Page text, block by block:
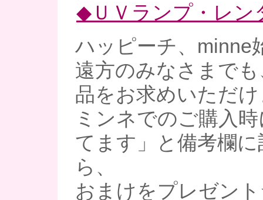
◆ＵＶランプ・レ
ハッピーチ、minne
遠方のみなさまで
品をお求めいただ
ミンネでのご購入
てます」と備考欄
ら、
おまけをプレゼン